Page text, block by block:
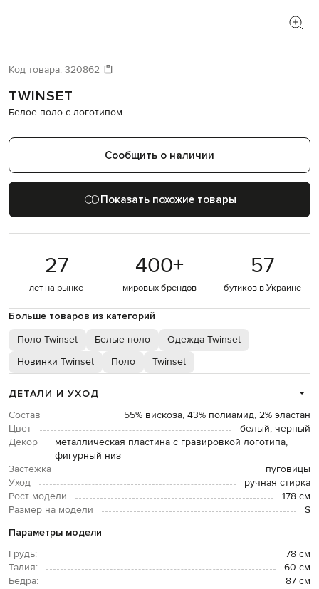
Код товара: 320862
TWINSET
Белое поло с логотипом
Сообщить о наличии
Показать похожие товары
27
лет на рынке
400+
мировых брендов
57
бутиков в Украине
Больше товаров из категорий
Поло Twinset Белые поло
Одежда Twinset
Новинки Twinset
Поло Twinset
ДЕТАЛИ И УХОД
Состав
55% вискоза, 43% полиамид, 2% эластан
Цвет
белый, черный
Декор
металлическая пластина с гравировкой логотипа,
фигурный низ
Застежка
пуговицы
Уход
ручная стирка
Рост модели
178 см
Размер на модели
S
Параметры модели
Грудь:
78 см
Талия:
60 см
Бедра:
87 см